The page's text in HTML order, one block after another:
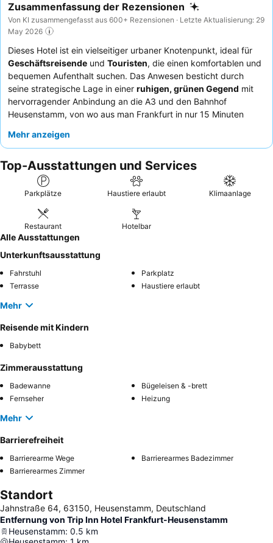
Zusammenfassung der Rezensionen
Von KI zusammengefasst aus 600+ Rezensionen · Letzte Aktualisierung: 29
May 2026
Dieses Hotel ist ein vielseitiger urbaner Knotenpunkt, ideal für
Geschäftsreisende und Touristen, die einen komfortablen und
bequemen Aufenthalt suchen. Das Anwesen besticht durch
seine strategische Lage in einer ruhigen, grünen Gegend mit
hervorragender Anbindung an die A3 und den Bahnhof
Heusenstamm, von wo aus man Frankfurt in nur 15 Minuten
sowie den großzügigen, modernen Zimmern, von denen viele
freundliche und professionelle Art gelobt, und das
Frühstücksbuffet
ist ein Highlight, das eine große Vielfalt und
Qualität bietet. Für ein wirklich ruhiges Erlebnis empfiehlt es
oberen Etagen Büroflächen sind.
Mehr anzeigen
Top-Ausstattungen und Services
Parkplätze Haustiere erlaubt Klimaanlage
Restaurant Hotelbar
Alle Ausstattungen
Unterkunftsausstattung
Fahrstuhl
Parkplatz
Terrasse
Haustiere erlaubt
Mehr
Reisende mit Kindern
Babybett
Zimmerausstattung
Badewanne
Bügeleisen & -brett
Fernseher
Heizung
Mehr
Barrierefreiheit
Barrierearme Wege
Barrierearmes Badezimmer
Barrierearmes Zimmer
Standort
Jahnstraße 64, 63150, Heusenstamm, Deutschland
Entfernung von Trip Inn Hotel Frankfurt-Heusenstamm
Heusenstamm: 0.5 km